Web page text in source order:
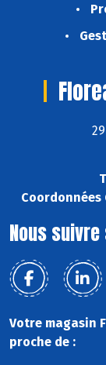
Coordonnées
Nous
Votre magasin
proche de :